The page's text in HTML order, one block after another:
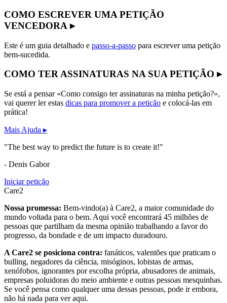
COMO ESCREVER UMA PETIÇÃO
VENCEDORA ▸
Este é um guia detalhado e passo-a-passo para escrever uma petição
bem-sucedida.
COMO TER ASSINATURAS NA SUA PETIÇÃO ▸
Se está a pensar «Como consigo ter assinaturas na minha petição?»,
vai querer ler estas dicas para promover a petição e colocá-las em
prática!
Mais Ajuda ▸
"The best way to predict the future is to create it!"
- Denis Gabor
Iniciar petição
Care2
Nossa promessa: Bem-vindo(a) à Care2, a maior comunidade do
mundo voltada para o bem. Aqui você encontrará 45 milhões de
pessoas que partilham da mesma opinião trabalhando a favor do
progresso, da bondade e de um impacto duradouro.
A Care2 se posiciona contra: fanáticos, valentões que praticam o
bulling, negadores da ciência, misóginos, lobistas de armas,
xenófobos, ignorantes por escolha própria, abusadores de animais,
empresas poluidoras do meio ambiente e outras pessoas mesquinhas.
Se você pensa como qualquer uma dessas pessoas, pode ir embora,
não há nada para ver aqui.